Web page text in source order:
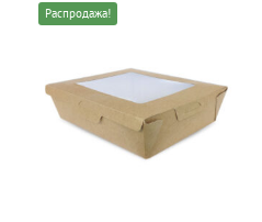
Распродажа!